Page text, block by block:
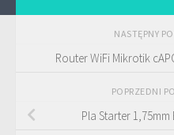
NASTĘPNY
Router WiFi Mikrotik
POPRZEDNI
Pla Starter